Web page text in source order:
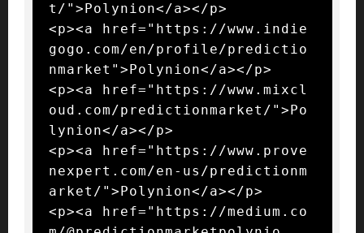
t/">Polynion</a></p>
<p><a href="https://www.indie
gogo.com/en/profile/predictio
nmarket">Polynion</a></p>
<p><a href="https://www.mixcl
oud.com/predictionmarket/">Po
lynion</a></p>
<p><a href="https://www.prove
nexpert.com/en-us/predictionm
arket/">Polynion</a></p>
<p><a href="https://medium.co